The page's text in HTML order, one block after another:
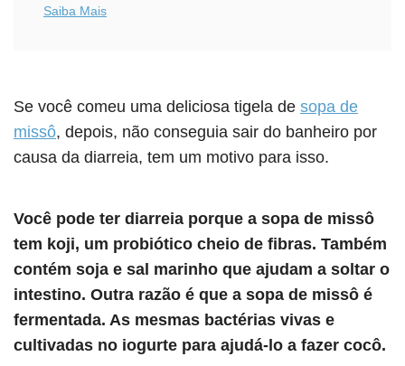
Saiba Mais
Se você comeu uma deliciosa tigela de sopa de
missô, depois, não conseguia sair do banheiro por
causa da diarreia, tem um motivo para isso.
Você pode ter diarreia porque a sopa de missô
tem koji, um probiótico cheio de fibras. Também
contém soja e sal marinho que ajudam a soltar o
intestino. Outra razão é que a sopa de missô é
fermentada. As mesmas bactérias vivas e
cultivadas no iogurte para ajudá-lo a fazer cocô.